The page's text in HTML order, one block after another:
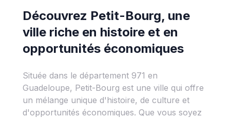
Découvrez Petit-Bourg, une
ville riche en histoire et en
opportunités économiques
Située dans le département 971 en
Guadeloupe, Petit-Bourg est une ville qui offre
un mélange unique d'histoire, de culture et
d'opportunités économiques. Que vous soyez